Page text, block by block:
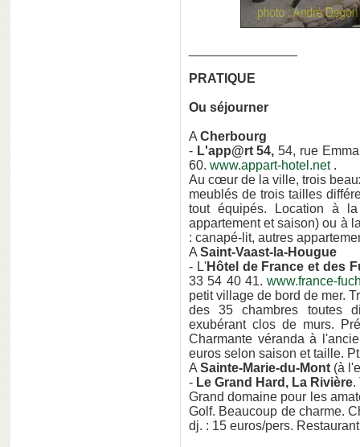
PRATIQUE
Ou séjourner
A Cherbourg
- L'app@rt 54, 54, rue
60. www.appart-hotel.net .
Au cœur de la ville, trois
meublés de trois tailles
tout équipés. Location à
appartement et saison) ou à
: canapé-lit, autres
A Saint-Vaast-la-Hougue
- L'Hôtel de France et des
33 54 40 41.www.france-
petit village de bord de mer.
des 35 chambres toutes
exubérant clos de murs.
Charmante véranda à
euros selon saison et taille.
A Sainte-Marie-du-Mont (à
- Le Grand Hard, La Rivière.
Grand domaine pour les
Golf. Beaucoup de charme.
dj. : 15 euros/pers.